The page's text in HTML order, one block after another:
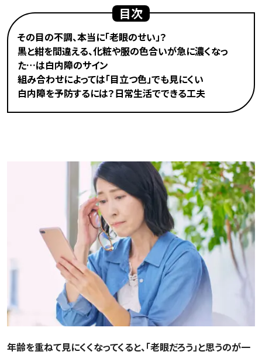
目次
その目の不調、本当に「老眼のせい」？
黒と紺を間違える、化粧や服の色合いが急に濃くなっ
た…は白内障のサイン
組み合わせによっては「目立つ色」でも見にくい
白内障を予防するには？日常生活でできる工夫
年齢を重ねて見にくくなってくると、「老眼だろう」と思うのが一